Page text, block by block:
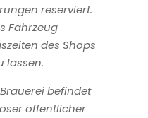
reserviert.
Fahrzeug
des Shops
lassen.
befindet
öffentlicher